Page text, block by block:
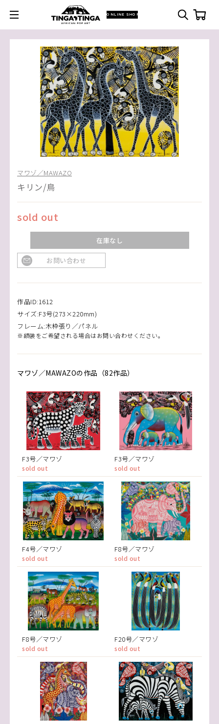
ONLINE SHOP
マワゾ／MAWAZO
キリン/鳥
sold out
在庫なし
お問い合わせ
作品ID:1612
サイズ:F3号(273×220mm)
フレーム:木枠張り／パネル
※額装をご希望される場合はお問い合わせください。
マワゾ／MAWAZOの作品（82作品）
F3号／マワゾ
sold out
F3号／マワゾ
sold out
F4号／マワゾ
sold out
F8号／マワゾ
sold out
F8号／マワゾ
sold out
F20号／マワゾ
sold out